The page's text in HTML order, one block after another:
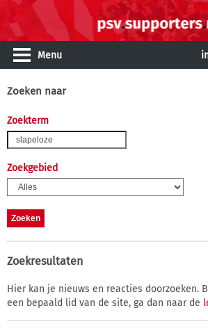
Menu
Zoeken naar
Zoekterm
Zoekgebied
Zoekresultaten
Hier kan je nieuws en reacties doorzoeken.
een bepaald lid van de site, ga dan naar de